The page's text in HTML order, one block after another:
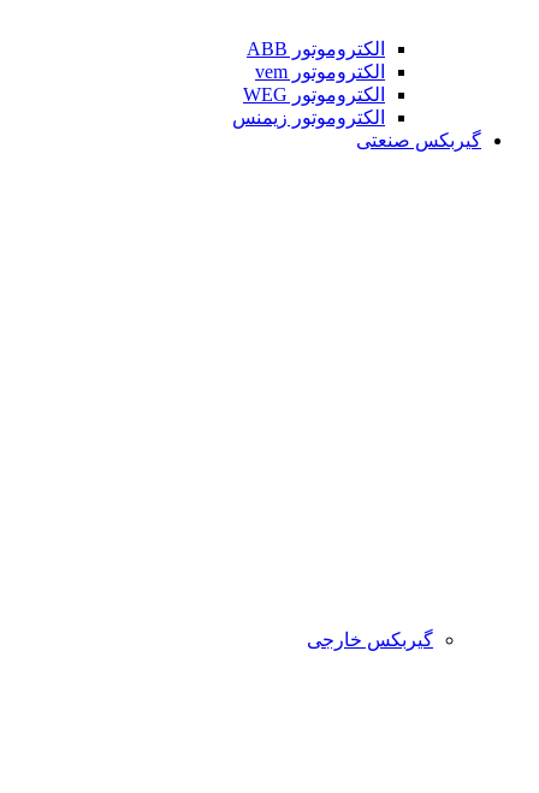
الکتروموتور ABB
الکتروموتور vem
الکتروموتور WEG
الکتروموتور زیمنس
گیربکس صنعتی
گیربکس خارجی